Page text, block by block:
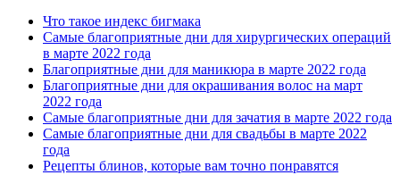
Что такое индекс бигмака
Самые благоприятные дни для хирургических операций
в марте 2022 года
Благоприятные дни для маникюра в марте 2022 года
Благоприятные дни для окрашивания волос на март
2022 года
Самые благоприятные дни для зачатия в марте 2022 года
Самые благоприятные дни для свадьбы в марте 2022
года
Рецепты блинов, которые вам точно понравятся